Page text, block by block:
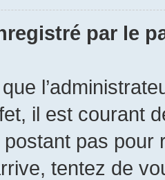
par le
il est courant
pas pour
tentez de